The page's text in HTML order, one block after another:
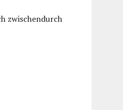
zwischendurch